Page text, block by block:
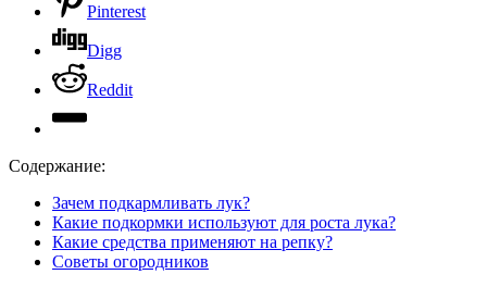
Pinterest
Digg
Reddit
Содержание:
Зачем подкармливать лук?
Какие подкормки используют для роста лука?
Какие средства применяют на репку?
Советы огородников